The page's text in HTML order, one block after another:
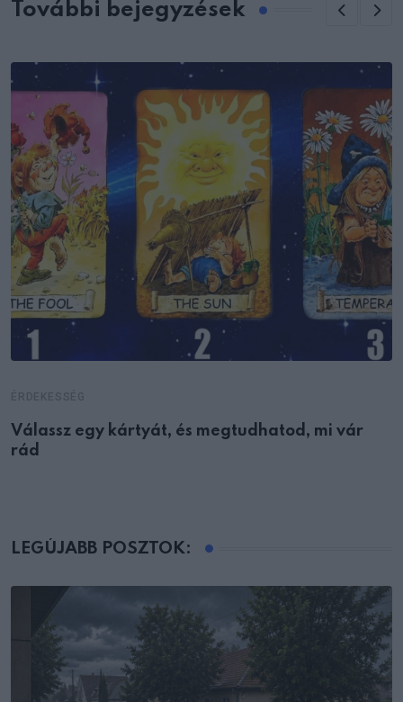
További bejegyzések
Válassz egy kártyát, és megtudhatod, mi vár
rád
LEGÚJABB POSZTOK: